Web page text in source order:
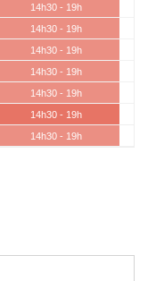
14h30 - 19h
14h30 - 19h
14h30 - 19h
14h30 - 19h
14h30 - 19h
14h30 - 19h
14h30 - 19h